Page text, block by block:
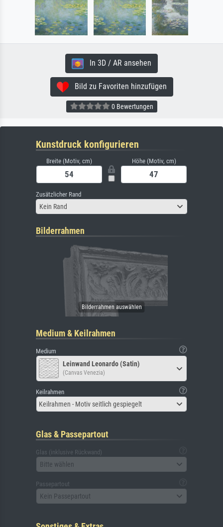
In 3D / AR ansehen
Bild zu Favoriten hinzufügen
0 Bewertungen
Kunstdruck konfigurieren
Breite (Motiv, cm) Höhe (Motiv, cm)
Zusätzlicher Rand
Kein Rand
Bilderrahmen
Medium & Keilrahmen
Medium
Leinwand Leonardo (Satin)
(Canvas Venezia)
Keilrahmen
Keilrahmen - Motiv seitlich gespiegelt
Glas & Passepartout
Glas (inklusive Rückwand)
Bitte wählen
Passepartout
Kein Passepartout